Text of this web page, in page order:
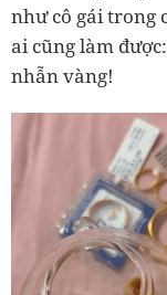
như cô gái trong
ai cũng làm
nhẫn vàng!